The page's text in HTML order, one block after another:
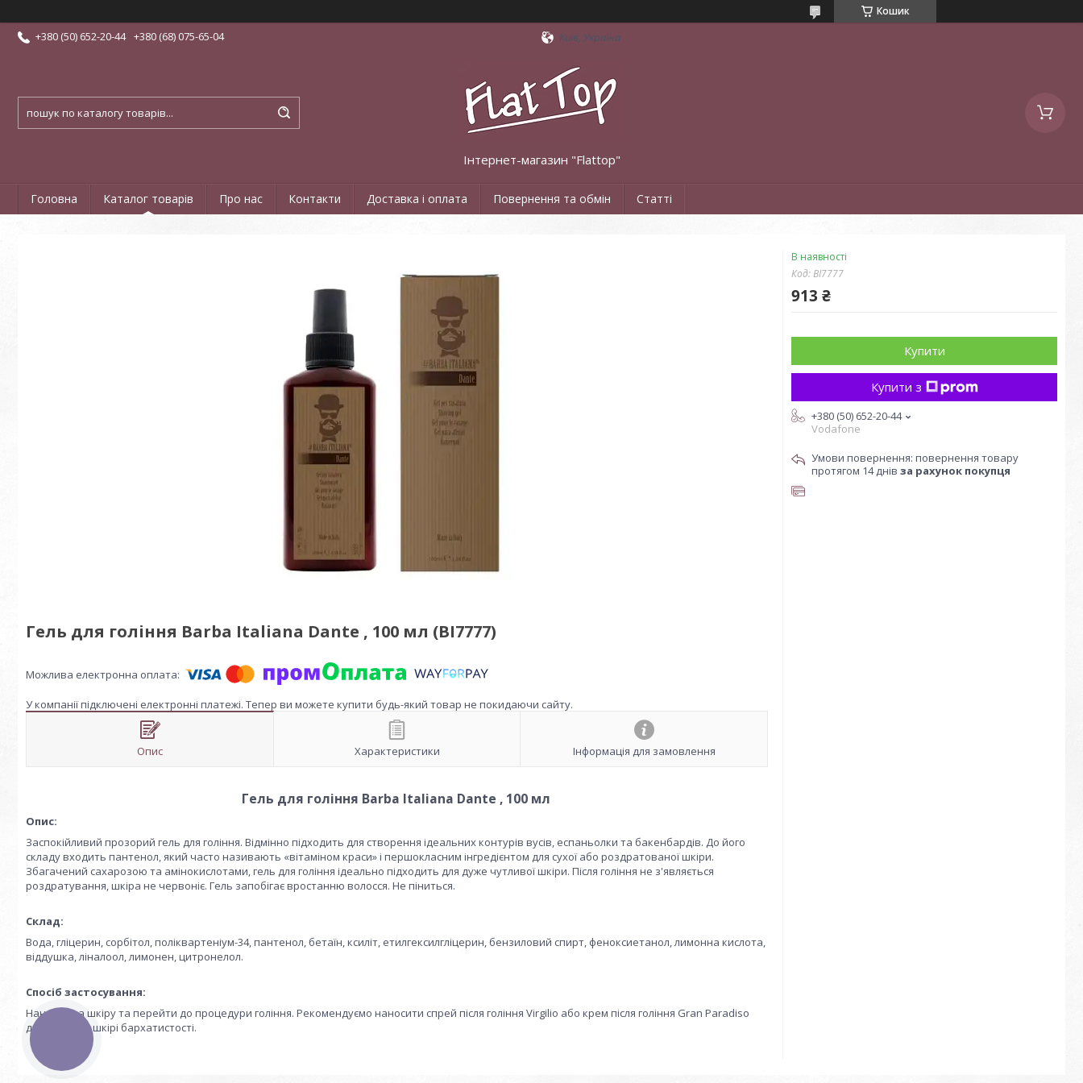
Кошик
+380 (50) 652-20-44 +380 (68) 075-65-04 Київ, Україна
Інтернет-магазин "Flattop"
Головна Каталог товарів Про нас Контакти Доставка і оплата Повернення та обмін Статті
Гель для гоління Barba Italiana Dante , 100 мл (BI7777)
У компанії підключені електронні платежі. Тепер ви можете купити будь-який товар не покидаючи сайту.
Опис Характеристики Інформація для замовлення
Гель для гоління Barba Italiana Dante , 100 мл
Опис:
Заспокійливий прозорий гель для гоління. Відмінно підходить для створення ідеальних контурів вусів, еспаньолки та бакенбардів. До його
складу входить пантенол, який часто називають «вітаміном краси» і першокласним інгредієнтом для сухої або роздратованої шкіри.
Збагачений сахарозою та амінокислотами, гель для гоління ідеально підходить для дуже чутливої шкіри. Після гоління не з'являється
роздратування, шкіра не червоніє. Гель запобігає вростанню волосся. Не піниться.
Склад:
Вода, гліцерин, сорбітол, поліквартеніум-34, пантенол, бетаїн, ксиліт, етилгексилгліцерин, бензиловий спирт, феноксиетанол, лимонна кислота,
віддушка, ліналоол, лимонен, цитронелол.
Спосіб застосування:
Нанести на шкіру та перейти до процедури гоління. Рекомендуємо наносити спрей після гоління Virgilio або крем після гоління Gran Paradiso
для надання шкірі бархатистості.
В наявності
Код:BI7777
913 ₴
Купити
Купити з
+380 (50) 652-20-44
Vodafone
повернення товару
протягом 14 днів за рахунок покупця